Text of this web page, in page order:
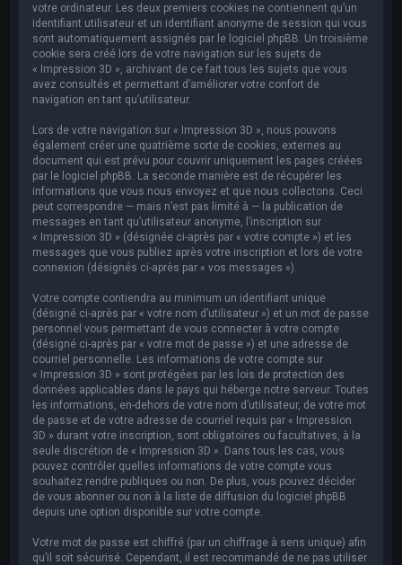
votre ordinateur. Les deux premiers cookies ne contiennent qu’un
identifiant utilisateur et un identifiant anonyme de session qui vous
sont automatiquement assignés par le logiciel phpBB. Un troisième
cookie sera créé lors de votre navigation sur les sujets de
« Impression 3D », archivant de ce fait tous les sujets que vous
avez consultés et permettant d’améliorer votre confort de
navigation en tant qu’utilisateur.
Lors de votre navigation sur « Impression 3D », nous pouvons
également créer une quatrième sorte de cookies, externes au
document qui est prévu pour couvrir uniquement les pages créées
par le logiciel phpBB. La seconde manière est de récupérer les
informations que vous nous envoyez et que nous collectons. Ceci
peut correspondre — mais n’est pas limité à — la publication de
messages en tant qu’utilisateur anonyme, l’inscription sur
« Impression 3D » (désignée ci-après par « votre compte ») et les
messages que vous publiez après votre inscription et lors de votre
connexion (désignés ci-après par « vos messages »).
Votre compte contiendra au minimum un identifiant unique
(désigné ci-après par « votre nom d’utilisateur ») et un mot de passe
personnel vous permettant de vous connecter à votre compte
(désigné ci-après par « votre mot de passe ») et une adresse de
courriel personnelle. Les informations de votre compte sur
« Impression 3D » sont protégées par les lois de protection des
données applicables dans le pays qui héberge notre serveur. Toutes
les informations, en-dehors de votre nom d’utilisateur, de votre mot
de passe et de votre adresse de courriel requis par « Impression
3D » durant votre inscription, sont obligatoires ou facultatives, à la
seule discrétion de « Impression 3D ». Dans tous les cas, vous
pouvez contrôler quelles informations de votre compte vous
souhaitez rendre publiques ou non. De plus, vous pouvez décider
de vous abonner ou non à la liste de diffusion du logiciel phpBB
depuis une option disponible sur votre compte.
Votre mot de passe est chiffré (par un chiffrage à sens unique) afin
qu’il soit sécurisé. Cependant, il est recommandé de ne pas utiliser